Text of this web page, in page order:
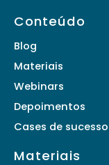
Conteúdo
Blog
Materiais
Webinars
Depoimentos
Cases de sucesso
Materiais